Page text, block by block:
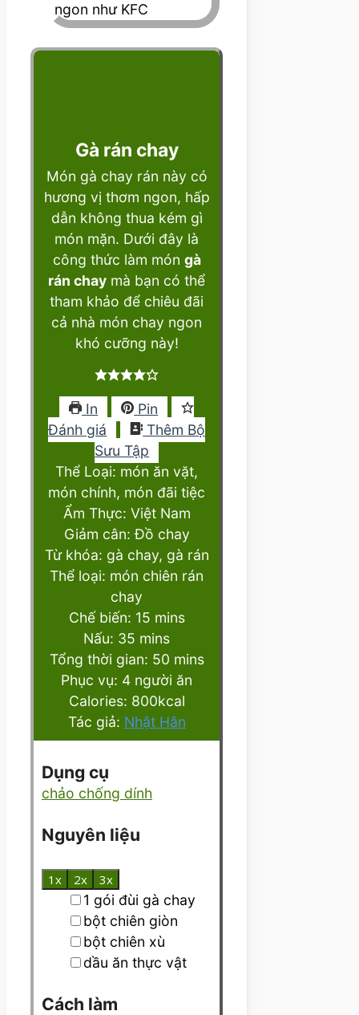
Gà rán chay
Món gà chay rán này có
hương vị thơm ngon, hấp
dẫn không thua kém gì
món mặn. Dưới đây là
công thức làm món gà
rán chay mà bạn có thể
tham khảo để chiêu đãi
cả nhà món chay ngon
khó cưỡng này!
In
Pin
Đánh giá
Thêm Bộ
Sưu Tập
Thể Loại: món ăn vặt,
món chính, món đãi tiệc
Ẩm Thực: Việt Nam
Giảm cân:Đồ chay
Từ khóa: gà chay, gà rán
Thể loại: món chiên rán
chay
Chế biến: 15minutes
mins
Nấu: 35 minutes
mins
Tổng thời gian: 50minutes
mins
Phục vụ: 4 người ăn
Calories: 800kcal
Tác giả: Nhật Hân
Dụng cụ
chảo chống dính
Nguyên liệu
1x 2x 3x
▢
1 gói đùi gà chay
▢
bột chiên giòn
▢
bột chiên xù
▢
dầu ăn thực vật
Cách làm